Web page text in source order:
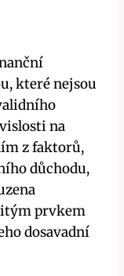
které nejsou
na
z faktorů,
důchodu,
prvkem
dosavadní